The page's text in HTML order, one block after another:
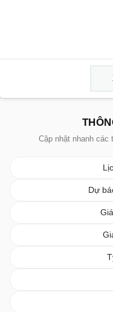
Cập nhật nhanh
Dự